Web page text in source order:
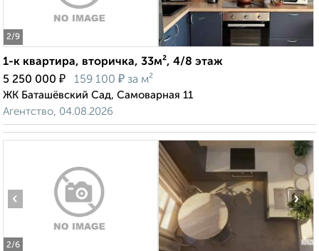
2/9
1-к квартира, вторичка, 33м², 4/8 этаж
5 250 000 ₽ 159 100 ₽ за м²
ЖК Баташёвский Сад, Самоварная 11
Агентство, 04.08.2026
2/6
‹ ›